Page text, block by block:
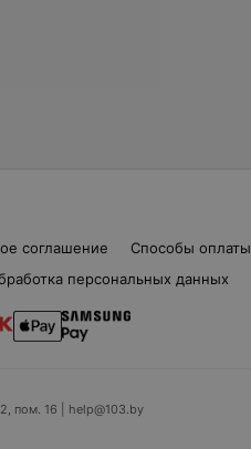
соглашение Способы оплаты
персональных данных
пом. 16 | help@103.by